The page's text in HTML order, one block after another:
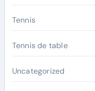
Tennis
Tennis de table
Uncategorized